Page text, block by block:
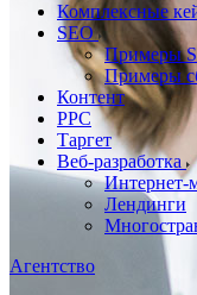
Комплексные
SEO
Примеры
Примеры
Контент
PPC
Таргет
Веб-разработка
Интернет-
Лендинги
Агентство